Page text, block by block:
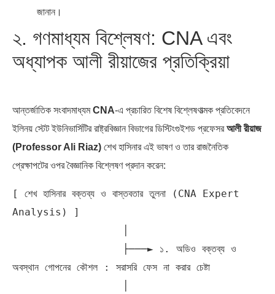
জানান।
২. গণমাধ্যম বিশ্লেষণ: CNA এবং
অধ্যাপক আলী রীয়াজের প্রতিক্রিয়া
আন্তর্জাতিক সংবাদমাধ্যমCNA-এ প্রচারিত বিশেষ বিশ্লেষণাত্মক প্রতিবেদনে
ইলিনয় স্টেট ইউনিভার্সিটির রাষ্ট্রবিজ্ঞান বিভাগের ডিস্টিংগুইশড প্রফেসরআলী রীয়াজ
(Professor Ali Riaz) শেখ হাসিনার এই ভাষণ ও তার রাজনৈতিক
প্রেক্ষাপটের ওপর বৈজ্ঞানিক বিশ্লেষণ প্রদান করেন:
[ শেখ হাসিনার বক্তব্য ও বাস্তবতার তুলনা (CNA Expert
Analysis) ]
অবস্থান গোপনের কৌশল : সরাসরি ফেস না করার চেষ্টা